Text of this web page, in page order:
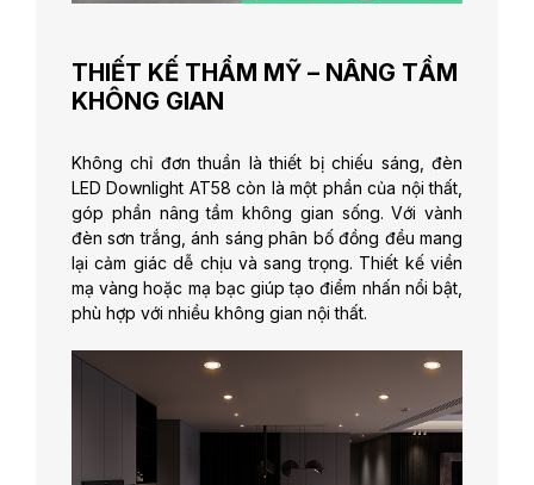
THIẾT KẾ THẨM MỸ – NÂNG TẦM
KHÔNG GIAN
Không chỉ đơn thuần là thiết bị chiếu sáng, đèn
LED Downlight AT58 còn là một phần của nội thất,
góp phần nâng tầm không gian sống. Với vành
đèn sơn trắng, ánh sáng phân bố đồng đều mang
lại cảm giác dễ chịu và sang trọng. Thiết kế viền
mạ vàng hoặc mạ bạc giúp tạo điểm nhấn nổi bật,
phù hợp với nhiều không gian nội thất.